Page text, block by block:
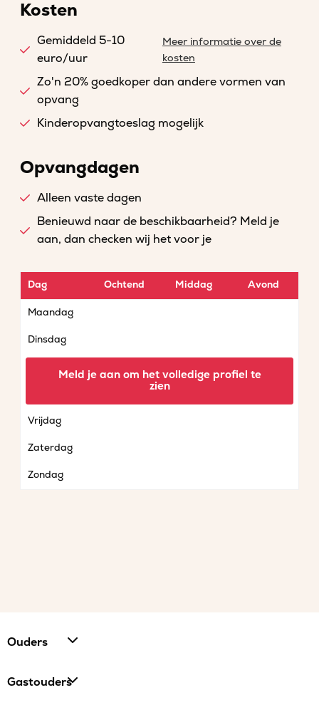
Kosten
Gemiddeld 5-10
euro/uur
Meer informatie over de
kosten
Zo'n 20% goedkoper dan andere vormen van
opvang
Kinderopvangtoeslag mogelijk
Opvangdagen
Alleen vaste dagen
Benieuwd naar de beschikbaarheid? Meld je
aan, dan checken wij het voor je
Dag Ochtend Middag Avond
Maandag
Dinsdag
Vrijdag
Zaterdag
Zondag
Meld je aan om het volledige profiel te
zien
Ouders
Gastouders